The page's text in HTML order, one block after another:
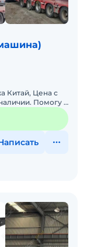
Китай, Цена с
Помогу с
га